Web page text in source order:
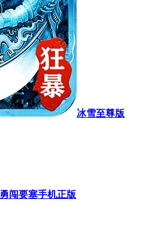
冰雪至尊版
勇闯要塞手机正版